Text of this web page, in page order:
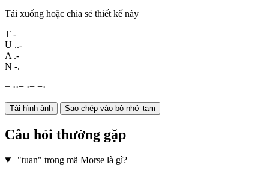
Tải xuống hoặc chia sẻ thiết kế này
T -
U ..-
A .-
N -.
− ··− ·− −·
Tải hình ảnh Sao chép vào bộ nhớ tạm
Câu hỏi thường gặp
"tuan" trong mã Morse là gì?